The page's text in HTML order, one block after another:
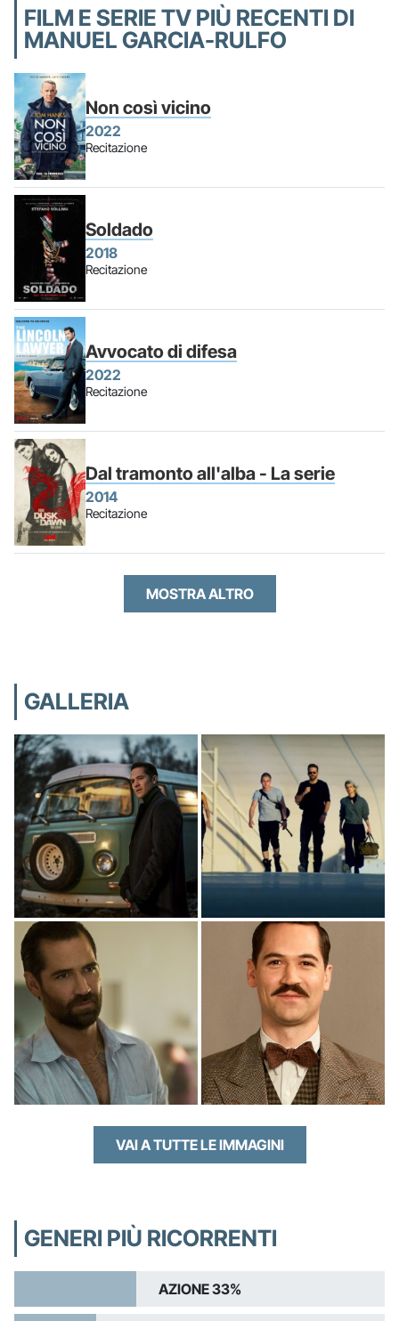
FILM E SERIE TV PIÙ RECENTI DI
MANUEL GARCIA-RULFO
Non così vicino
2022
Recitazione
Soldado
2018
Recitazione
Avvocato di difesa
2022
Recitazione
Dal tramonto all'alba - La serie
2014
Recitazione
MOSTRA ALTRO
GALLERIA
VAI A TUTTE LE IMMAGINI
GENERI PIÙ RICORRENTI
AZIONE 33%